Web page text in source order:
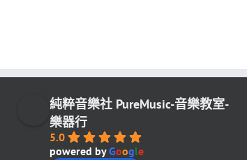
純粹音樂社 PureMusic-音樂教室-
樂器行
5.0
powered byGoogle